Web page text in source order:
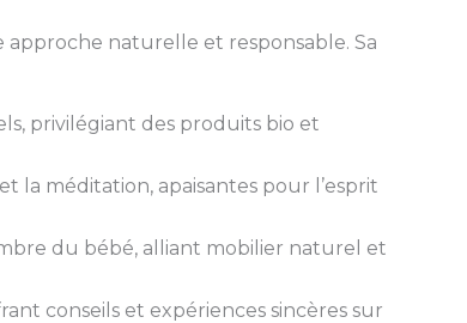
naturelle et responsable. Sa
privilégiant des produits bio et
la méditation, apaisantes pour l’esprit
du bébé, alliant mobilier naturel et
conseils et expériences sincères sur